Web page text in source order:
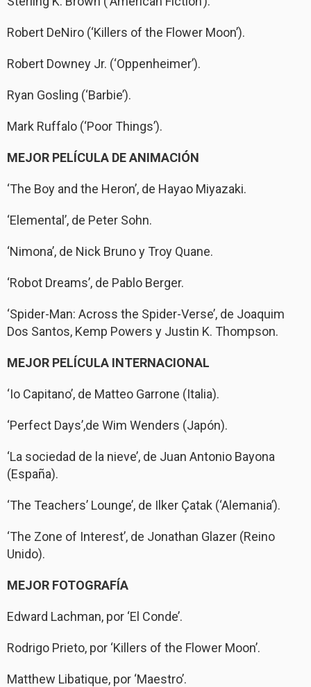
Robert DeNiro (‘Killers of the Flower Moon’).
Robert Downey Jr. (‘Oppenheimer’).
Ryan Gosling (‘Barbie’).
Mark Ruffalo (‘Poor Things’).
MEJOR PELÍCULA DE ANIMACIÓN
‘The Boy and the Heron’, de Hayao Miyazaki.
‘Elemental’, de Peter Sohn.
‘Nimona’, de Nick Bruno y Troy Quane.
‘Robot Dreams’, de Pablo Berger.
‘Spider-Man: Across the Spider-Verse’, de Joaquim
Dos Santos, Kemp Powers y Justin K. Thompson.
MEJOR PELÍCULA INTERNACIONAL
‘Io Capitano’, de Matteo Garrone (Italia).
‘Perfect Days’,de Wim Wenders (Japón).
‘La sociedad de la nieve’, de Juan Antonio Bayona
(España).
‘The Teachers’ Lounge’, de Ilker Çatak (‘Alemania’).
‘The Zone of Interest’, de Jonathan Glazer (Reino
Unido).
MEJOR FOTOGRAFÍA
Edward Lachman, por ‘El Conde’.
Rodrigo Prieto, por ‘Killers of the Flower Moon’.
Matthew Libatique, por ‘Maestro’.